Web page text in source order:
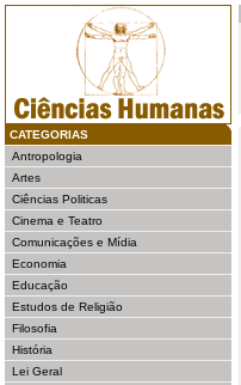
CATEGORIAS
Antropologia
Artes
Ciências Politicas
Cinema e Teatro
Comunicações e Mídia
Economia
Educação
Estudos de Religião
Filosofia
História
Lei Geral